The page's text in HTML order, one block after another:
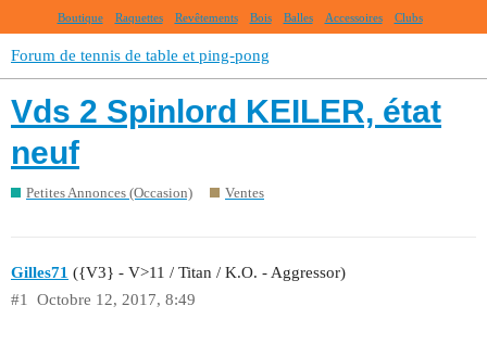
Boutique Raquettes Revêtements Bois Balles Accessoires Clubs
Forum de tennis de table et ping-pong
Vds 2 Spinlord KEILER, état
neuf
Petites Annonces (Occasion) Ventes
Gilles71 ({V3} - V>11 / Titan / K.O. - Aggressor)
Octobre 12, 2017, 8:49
#1